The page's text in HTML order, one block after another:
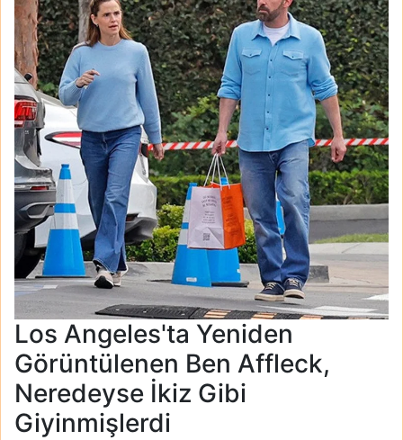
Los Angeles'ta Yeniden
Görüntülenen Ben Affleck,
Neredeyse İkiz Gibi
Giyinmişlerdi